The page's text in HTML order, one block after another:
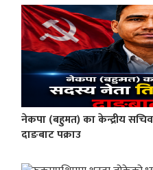
नेकपा (बहुमत) का केन्द्रीय
दाङबाट पक्राउ